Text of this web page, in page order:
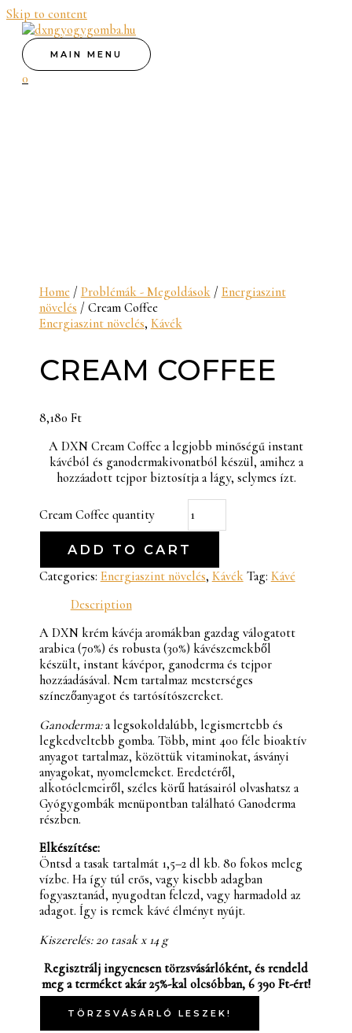
Skip to content
MAIN MENU
0
Home/ Problémák - Megoldások/ Energiaszint
növelés / Cream Coffee
Energiaszint növelés, Kávék
CREAM COFFEE
8,180 Ft
A DXN Cream Coffee a legjobb minőségű instant
kávéból és ganodermakivonatból készül, amihez a
hozzáadott tejpor biztosítja a lágy, selymes ízt.
Cream Coffee quantity
ADD TO CART
Categories: Energiaszint növelés, Kávék Tag: Kávé
Description
A DXN krém kávéja aromákban gazdag válogatott
arabica (70%) és robusta (30%) kávészemekből
készült, instant kávépor, ganoderma és tejpor
hozzáadásával. Nem tartalmaz mesterséges
színezőanyagot és tartósítószereket.
Ganoderma:a legsokoldalúbb, legismertebb és
legkedveltebb gomba. Több, mint 400 féle bioaktív
anyagot tartalmaz, közöttük vitaminokat, ásványi
anyagokat, nyomelemeket. Eredetéről,
alkotóelemeiről, széles körű hatásairól olvashatsz a
Gyógygombák menüpontban található Ganoderma
részben.
Elkészítése:
Öntsd a tasak tartalmát 1,5–2 dl kb. 80 fokos meleg
vízbe. Ha így túl erős, vagy kisebb adagban
fogyasztanád, nyugodtan felezd, vagy harmadold az
adagot. Így is remek kávé élményt nyújt.
Kiszerelés: 20 tasak x 14 g
Regisztrálj ingyenesen törzsvásárlóként, és rendeld
meg a terméket akár 25%-kal olcsóbban, 6 390 Ft-ért!
TÖRZSVÁSÁRLÓ LESZEK!